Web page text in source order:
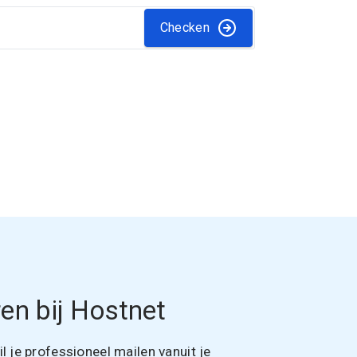
Checken
bij Hostnet
je professioneel mailen vanuit je